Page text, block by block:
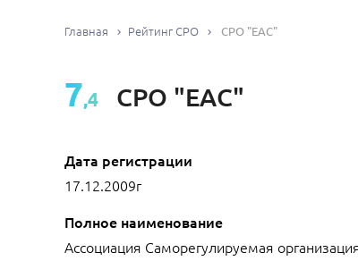
Главная Рейтинг СРО СРО "ЕАС"
7,4 СРО "ЕАС"
Дата регистрации
17.12.2009г
Полное наименование
Ассоциация Саморегулируемая